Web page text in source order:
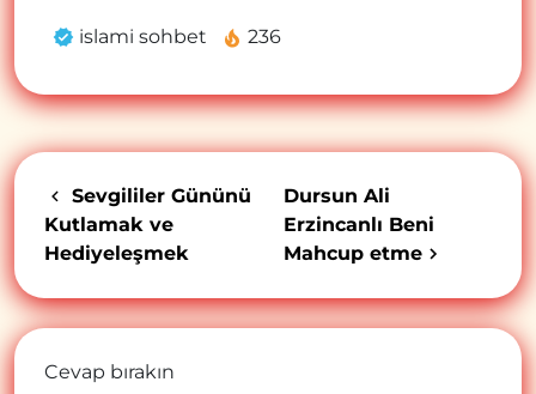
islami sohbet 236
Sevgililer Gününü
Kutlamak ve
Hediyeleşmek
Dursun Ali
Erzincanlı Beni
Mahcup etme
Cevap bırakın